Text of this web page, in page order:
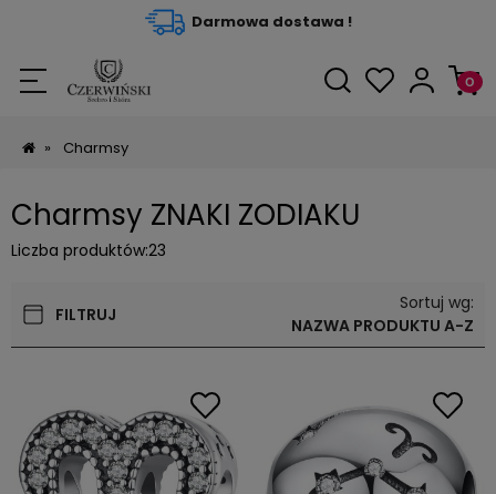
Darmowa dostawa !
» Charmsy
Charmsy ZNAKI ZODIAKU
Liczba produktów:23
FILTRUJ
Sortuj wg:
NAZWA PRODUKTU A-Z